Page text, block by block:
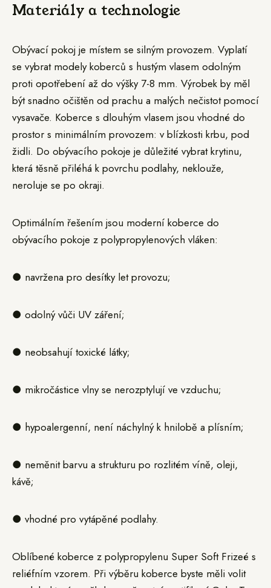
Materiály a technologie
Obývací pokoj je místem se silným provozem. Vyplatí
se vybrat modely koberců s hustým vlasem odolným
proti opotřebení až do výšky 7-8 mm. Výrobek by měl
být snadno očištěn od prachu a malých nečistot pomocí
vysavače. Koberce s dlouhým vlasem jsou vhodné do
prostor s minimálním provozem: v blízkosti krbu, pod
židli. Do obývacího pokoje je důležité vybrat krytinu,
která těsně přiléhá k povrchu podlahy, neklouže,
neroluje se po okraji.
Optimálním řešením jsou moderní koberce do
obývacího pokoje z polypropylenových vláken:
● navržena pro desítky let provozu;
● odolný vůči UV záření;
● neobsahují toxické látky;
● mikročástice vlny se nerozptylují ve vzduchu;
● hypoalergenní, není náchylný k hnilobě a plísním;
● neměnit barvu a strukturu po rozlitém víně, oleji,
kávě;
● vhodné pro vytápěné podlahy.
Oblíbené koberce z polypropylenu Super Soft Frizeé s
reliéfním vzorem. Při výběru koberce byste měli volit